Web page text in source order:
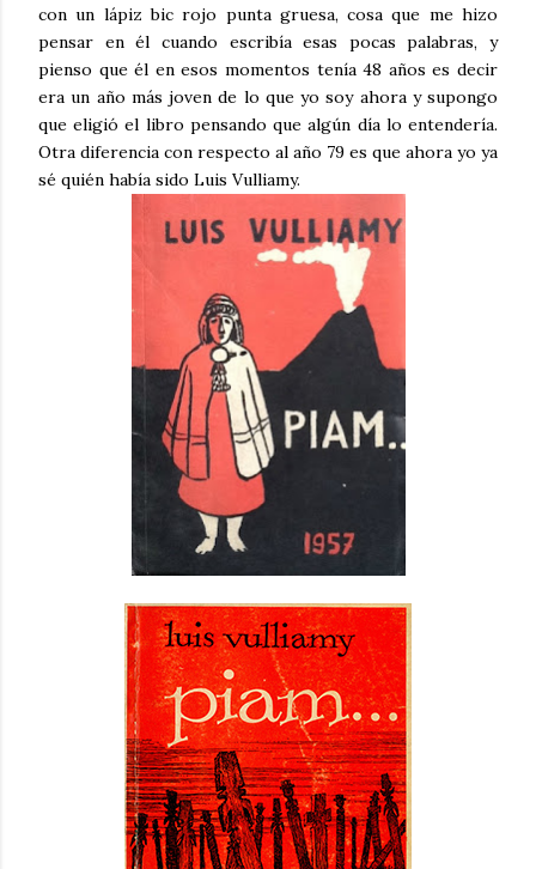
con un lápiz bic rojo punta gruesa, cosa que me hizo
pensar en él cuando escribía esas pocas palabras, y
pienso que él en esos momentos tenía 48 años es decir
era un año más joven de lo que yo soy ahora y supongo
que eligió el libro pensando que algún día lo entendería.
Otra diferencia con respecto al año 79 es que ahora yo ya
sé quién había sido Luis Vulliamy.